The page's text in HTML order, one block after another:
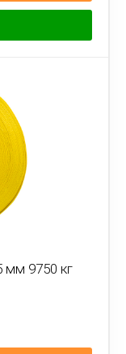
мм 9750 кг